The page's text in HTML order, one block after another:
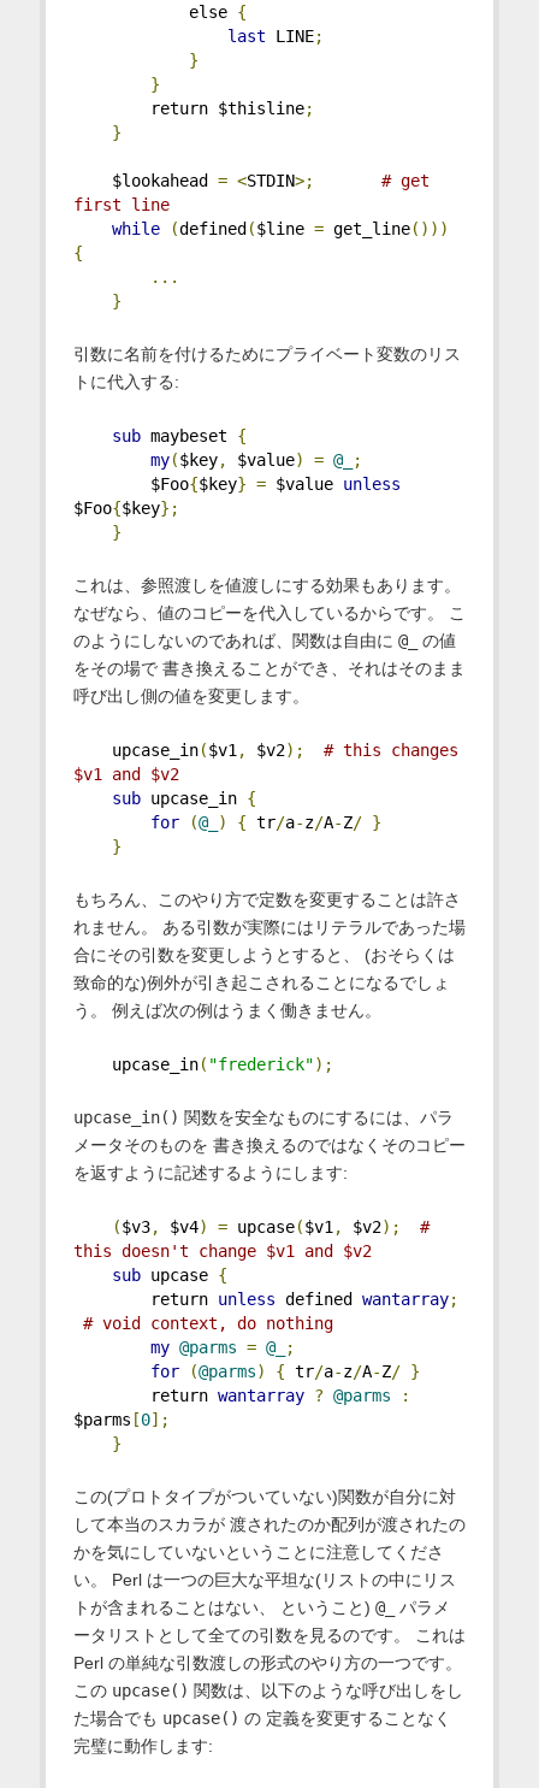
else {
last LINE;
}
}
return $thisline;
}
$lookahead = <STDIN>;
# get
first line
while
(defined($line = get_line()))
{
...
}
引数に名前を付けるためにプライベート変数のリス
トに代入する:
sub maybeset {
my($key, $value) = @_
;
$Foo{$key} = $value unless
$Foo{$key};
}
これは、参照渡しを値渡しにする効果もあります。
なぜなら、値のコピーを代入しているからです。 こ
のようにしないのであれば、関数は自由に @_
の値
をその場で 書き換えることができ、それはそのまま
呼び出し側の値を変更します。
upcase_in($v1 , $v2);
# this changes
$v1 and $v2
sub upcase_in {
for
(@_ ) { tr/a-z/A-Z/ }
}
もちろん、このやり方で定数を変更することは許さ
れません。 ある引数が実際にはリテラルであった場
合にその引数を変更しようとすると、 (おそらくは
致命的な)例外が引き起こされることになるでしょ
う。 例えば次の例はうまく働きません。
upcase_in( "frederick");
upcase_in() 関数を安全なものにするには、パラ
メータそのものを 書き換えるのではなくそのコピー
を返すように記述するようにします:
($v3, $v4) = upcase($v1 , $v2);
#
this doesn't change $v1 and $v2
sub upcase {
return unless defined wantarray;
# void context, do nothing
my @parms = @_
;
for
(@parms) { tr/a-z/A-Z/ }
return wantarray ? @parms
:
$parms [0];
}
この(プロトタイプがついていない)関数が自分に対
して本当のスカラが 渡されたのか配列が渡されたの
かを気にしていないということに注意してくださ
い。 Perl は一つの巨大な平坦な(リストの中にリス
トが含まれることはない、 ということ) @_
パラメ
ータリストとして全ての引数を見るのです。 これは
Perl の単純な引数渡しの形式のやり方の一つです。
この upcase() 関数は、以下のような呼び出しをし
た場合でも upcase() の 定義を変更することなく
完璧に動作します: